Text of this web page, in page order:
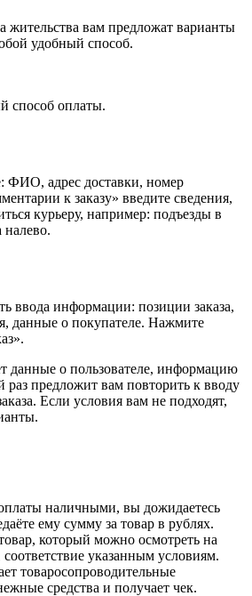
жительства вам предложат варианты
удобный способ.
способ оплаты.
ФИО, адрес доставки, номер
к заказу» введите сведения,
курьеру, например: подъезды в
налево.
ввода информации: позиции заказа,
данные о покупателе. Нажмите
данные о пользователе, информацию
раз предложит вам повторить к вводу
Если условия вам не подходят,
наличными, вы дожидаетесь
ему сумму за товар в рублях.
который можно осмотреть на
указанным условиям.
товаросопроводительные
средства и получает чек.